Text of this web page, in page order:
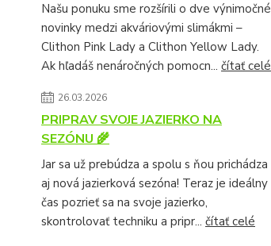
Našu ponuku sme rozšírili o dve výnimočné
novinky medzi akváriovými slimákmi –
Clithon Pink Lady a Clithon Yellow Lady.
Ak hľadáš nenáročných pomocn... čítať celé
26.03.2026
PRIPRAV SVOJE JAZIERKO NA
SEZÓNU 🌾
Jar sa už prebúdza a spolu s ňou prichádza
aj nová jazierková sezóna! Teraz je ideálny
čas pozrieť sa na svoje jazierko,
skontrolovať techniku a pripr... čítať celé